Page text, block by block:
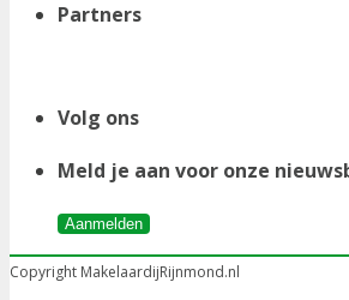
Partners
Volg ons
Meld je aan voor onze
Aanmelden
Copyright MakelaardijRijnmond.nl